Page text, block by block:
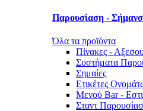
Παρουσίαση -
Όλα τα προϊόντα
Πίνακες -
Συστήματα
Σημαίες
Ετικέτες
Μενού Bar -
Σταντ